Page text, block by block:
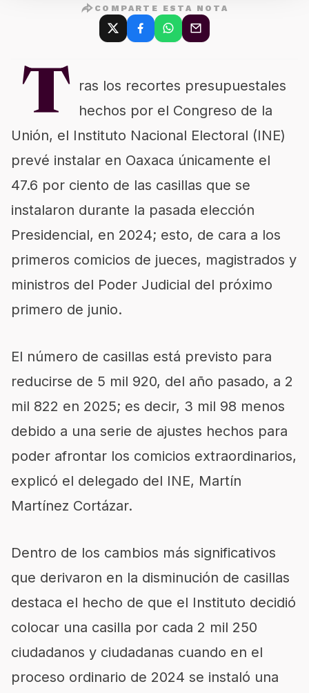
COMPARTE ESTA NOTA
T ras los recortes presupuestales
hechos por el Congreso de la
Unión, el Instituto Nacional Electoral (INE)
prevé instalar en Oaxaca únicamente el
47.6 por ciento de las casillas que se
instalaron durante la pasada elección
Presidencial, en 2024; esto, de cara a los
primeros comicios de jueces, magistrados y
ministros del Poder Judicial del próximo
primero de junio.
El número de casillas está previsto para
reducirse de 5 mil 920, del año pasado, a 2
mil 822 en 2025; es decir, 3 mil 98 menos
debido a una serie de ajustes hechos para
poder afrontar los comicios extraordinarios,
explicó el delegado del INE, Martín
Martínez Cortázar.
Dentro de los cambios más significativos
que derivaron en la disminución de casillas
destaca el hecho de que el Instituto decidió
colocar una casilla por cada 2 mil 250
ciudadanos y ciudadanas cuando en el
proceso ordinario de 2024 se instaló una